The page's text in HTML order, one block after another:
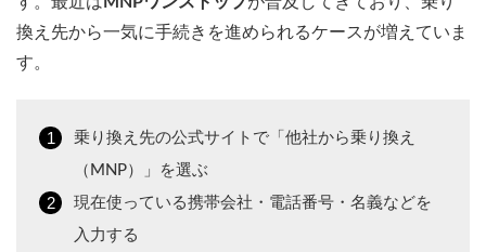
換え先から一気に手続きを進められるケースが増えていま
す。
乗り換え先の公式サイトで「他社から乗り換え
（MNP）」を選ぶ
現在使っている携帯会社・電話番号・名義などを
入力する